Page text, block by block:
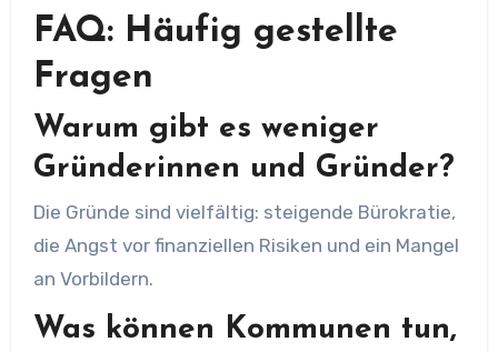
FAQ: Häufig gestellte
Fragen
Warum gibt es weniger
Gründerinnen und Gründer?
Die Gründe sind vielfältig: steigende Bürokratie,
die Angst vor finanziellen Risiken und ein Mangel
an Vorbildern.
Was können Kommunen tun,